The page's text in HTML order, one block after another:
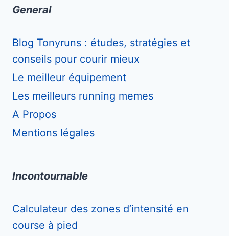
General
Blog Tonyruns : études, stratégies et
conseils pour courir mieux
Le meilleur équipement
Les meilleurs running memes
A Propos
Mentions légales
Incontournable
Calculateur des zones d’intensité en
course à pied